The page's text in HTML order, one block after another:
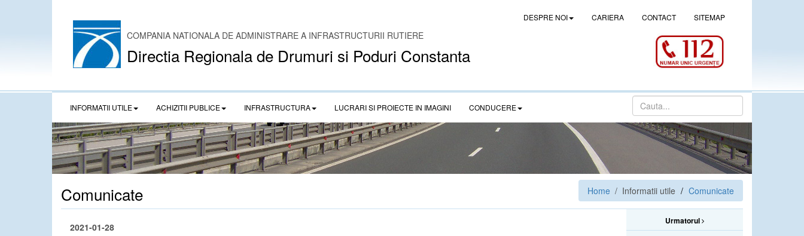
DESPRE NOI CARIERA CONTACT SITEMAP
COMPANIA NATIONALA DE ADMINISTRARE A INFRASTRUCTURII RUTIERE
Directia Regionala de Drumuri si Poduri Constanta
INFORMATII UTILE ACHIZITII PUBLICE INFRASTRUCTURA LUCRARI SI PROIECTE IN IMAGINI CONDUCERE
Comunicate Home / Informatii utile Comunicate
Urmatorul
2021-01-28